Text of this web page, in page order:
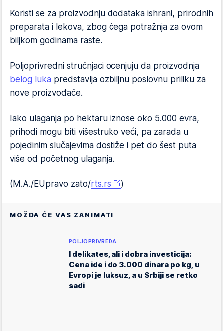
Koristi se za proizvodnju dodataka ishrani, prirodnih
preparata i lekova, zbog čega potražnja za ovom
biljkom godinama raste.
Poljoprivredni stručnjaci ocenjuju da proizvodnja
belog luka predstavlja ozbiljnu poslovnu priliku za
nove proizvođače.
Iako ulaganja po hektaru iznose oko 5.000 evra,
prihodi mogu biti višestruko veći, pa zarada u
pojedinim slučajevima dostiže i pet do šest puta
više od početnog ulaganja.
(M.A./EUpravo zato/rts.rs )
MOŽDA ĆE VAS ZANIMATI
POLJOPRIVREDA
I delikates, ali i dobra investicija:
Cena ide i do 3.000 dinara po kg, u
Evropi je luksuz, a u Srbiji se retko
sadi